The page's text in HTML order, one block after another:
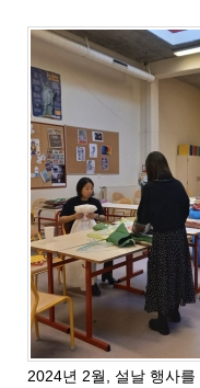
2024년 2월, 설날 행사